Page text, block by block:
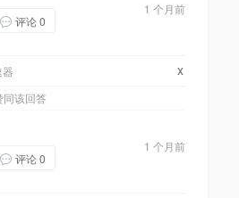
1 个月前
评论 0
x
同该回答
1 个月前
评论 0